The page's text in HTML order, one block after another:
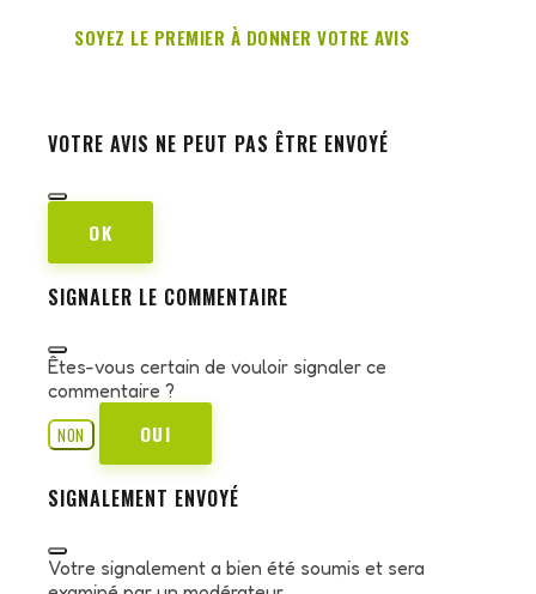
SOYEZ LE PREMIER À DONNER VOTRE AVIS
VOTRE AVIS NE PEUT PAS ÊTRE ENVOYÉ
OK
SIGNALER LE COMMENTAIRE
Êtes-vous certain de vouloir signaler ce
commentaire ?
NON
OUI
SIGNALEMENT ENVOYÉ
Votre signalement a bien été soumis et sera